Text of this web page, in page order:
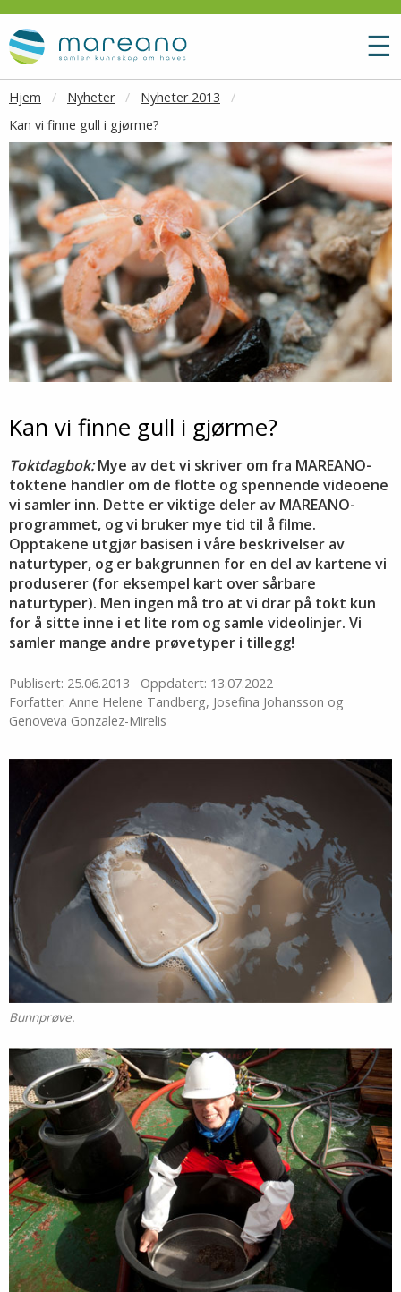
Gå til hovedinnhold
☰
Hjem Nyheter
Nyheter 2013
Kan vi finne gull i gjørme?
Kan vi finne gull i gjørme?
Toktdagbok:Mye av det vi skriver om fra MAREANO-
toktene handler om de flotte og spennende videoene
vi samler inn. Dette er viktige deler av MAREANO-
programmet, og vi bruker mye tid til å filme.
Opptakene utgjør basisen i våre beskrivelser av
naturtyper, og er bakgrunnen for en del av kartene vi
produserer (for eksempel kart over sårbare
naturtyper). Men ingen må tro at vi drar på tokt kun
for å sitte inne i et lite rom og samle videolinjer. Vi
samler mange andre prøvetyper i tillegg!
Publisert: 25.06.2013
Oppdatert: 13.07.2022
Forfatter: Anne Helene Tandberg, Josefina Johansson og
Genoveva Gonzalez-Mirelis
Bunnprøve.